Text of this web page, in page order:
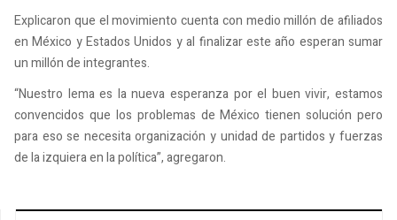
Explicaron que el movimiento cuenta con medio millón de afiliados
en México y Estados Unidos y al finalizar este año esperan sumar
un millón de integrantes.
“Nuestro lema es la nueva esperanza por el buen vivir, estamos
convencidos que los problemas de México tienen solución pero
para eso se necesita organización y unidad de partidos y fuerzas
de la izquiera en la política”, agregaron.